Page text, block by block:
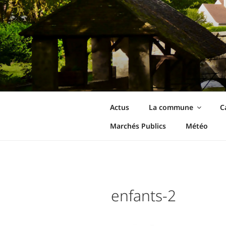
Aller
au
contenu
principal
Ormoy-La-
Le site de votre commune
Actus La commune
Marchés Publics
Météo
enfants-2